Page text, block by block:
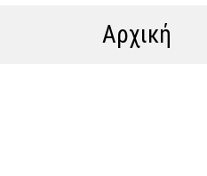
Αρχική